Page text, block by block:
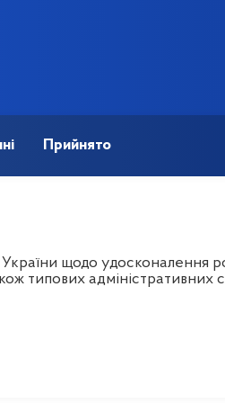
Прийнято
щодо удосконалення
типових адміністративних